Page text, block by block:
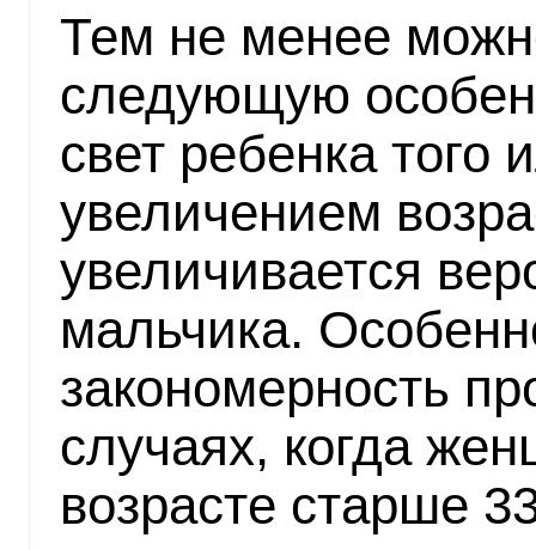
Тем не менее
следующую
свет ребенка того
увеличением
увеличивается
мальчика.
закономерность
случаях, когда
возрасте старше